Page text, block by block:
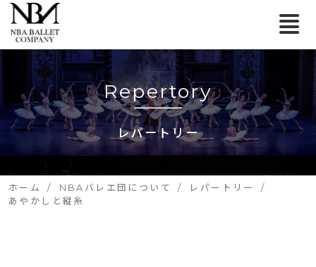
Repertory
レパートリー
ホーム NBAバレエ団について
レパートリー
あやかしと縦糸